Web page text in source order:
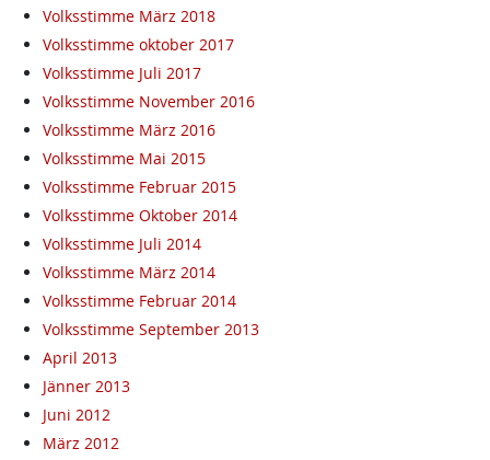
Volksstimme März 2018
Volksstimme oktober 2017
Volksstimme Juli 2017
Volksstimme November 2016
Volksstimme März 2016
Volksstimme Mai 2015
Volksstimme Februar 2015
Volksstimme Oktober 2014
Volksstimme Juli 2014
Volksstimme März 2014
Volksstimme Februar 2014
Volksstimme September 2013
April 2013
Jänner 2013
Juni 2012
März 2012